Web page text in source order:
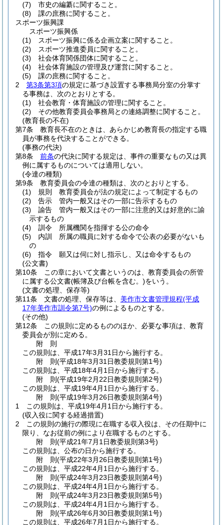
(7) 市史の編纂に関すること。
(8) 課の庶務に関すること。
スポーツ振興課
スポーツ振興係
(1) スポーツ振興に係る企画立案に関すること。
(2) スポーツ推進委員に関すること。
(3) 社会体育関係団体に関すること。
(4) 社会体育施設の管理及び運営に関すること。
(5) 課の庶務に関すること。
2
第3条第3項の規定に基づき設置する事務局分室の分掌す
る事務は、次のとおりとする。
(1)
社会教育・体育施設の管理に関すること。
(2)
その他教育委員会事務局との連絡調整に関すること。
(教育長の不在)
第7条
教育長不在のときは、あらかじめ教育長の指定する職
員が事務を代決することができる。
(事務の代決)
第8条
前条の代決に関する規定は、事件の重要なもの又は異
例に属するものについては適用しない。
(令達の種類)
第9条
教育委員会の令達の種類は、次のとおりとする。
(1)
規則 教育委員会が法の規定によって制定するもの
(2)
告示 管内一般又はその一部に告示するもの
(3)
諭告 管内一般又はその一部に注意的又は好意的に諭
示するもの
(4)
訓令 所属機関を指揮する公の命令
(5)
内訓 所属の職員に対する命令で公表の必要がないも
の
(6)
指令 願又は伺に対し指示し、又は命令するもの
(公文書)
第10条
この章において文書というのは、教育委員会の所管
に属する公文書(帳簿及び台帳を含む。)をいう。
(文書の処理、保存等)
第11条
文書の処理、保存等は、 美作市文書管理規程(平成
17年美作市訓令第7号)の例によるものとする。
(その他)
第12条
この規則に定めるもののほか、必要な事項は、教育
委員会が別に定める。
附 則
この規則は、平成17年3月31日から施行する。
附 則(平成18年3月31日教委規則第1号)
この規則は、平成18年4月1日から施行する。
附 則(平成19年2月22日教委規則第2号)
この規則は、平成19年4月1日から施行する。
附 則(平成19年3月26日教委規則第4号)
1
この規則は、平成19年4月1日から施行する。
(収入役に関する経過措置)
2
この規則の施行の際現に在職する収入役は、その任期中に
限り、なお従前の例により在職するものとする。
附 則(平成21年7月1日教委規則第3号)
この規則は、公布の日から施行する。
附 則(平成22年3月26日教委規則第1号)
この規則は、平成22年4月1日から施行する。
附 則(平成24年3月23日教委規則第4号)
この規則は、平成24年4月1日から施行する。
附 則(平成24年3月23日教委規則第5号)
この規則は、平成24年4月1日から施行する。
附 則(平成26年6月30日教委規則第1号)
この規則は、平成26年7月1日から施行する。